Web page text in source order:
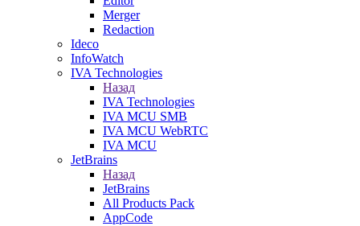
Merger
Redaction
Ideco
InfoWatch
IVA Technologies
Назад
IVA Technologies
IVA MCU SMB
IVA MCU WebRTC
IVA MCU
JetBrains
Назад
JetBrains
All Products Pack
AppCode